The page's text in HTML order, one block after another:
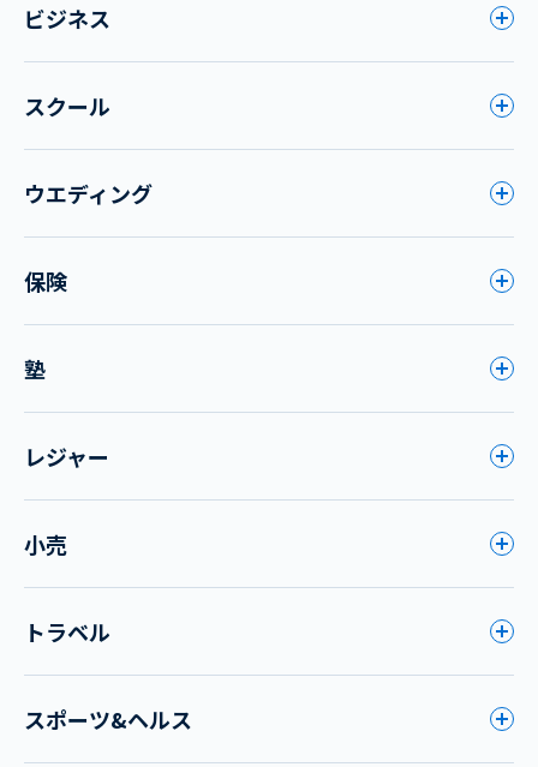
ビジネス
スクール
ウエディング
保険
塾
レジャー
小売
トラベル
スポーツ&ヘルス